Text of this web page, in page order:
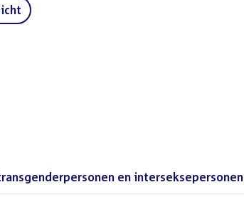
en interseksepersonen